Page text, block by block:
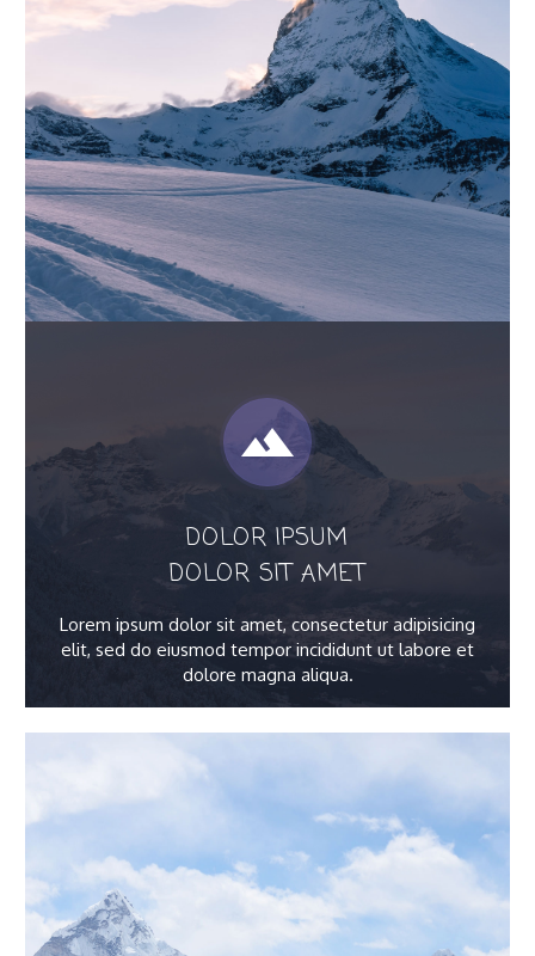


DOLOR IPSUM
DOLOR SIT AMET
Lorem ipsum dolor sit amet, consectetur adipisicing
elit, sed do eiusmod tempor incididunt ut labore et
dolore magna aliqua.